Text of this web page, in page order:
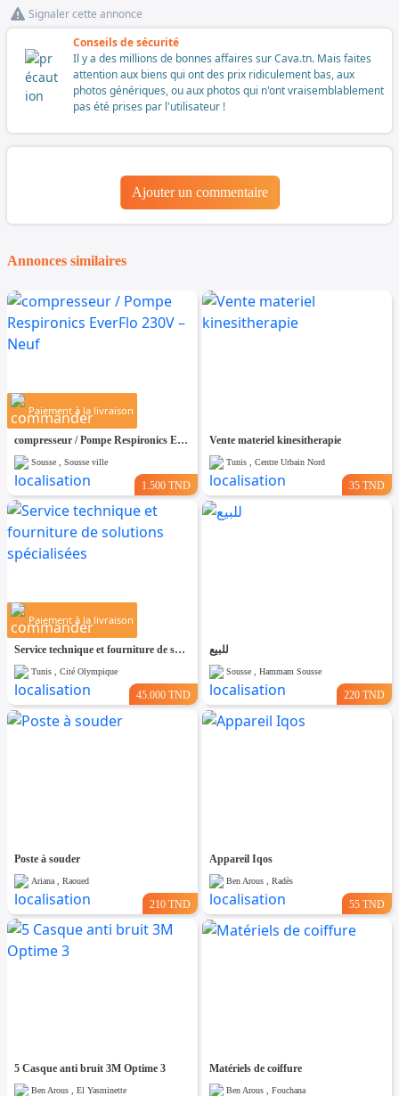
Signaler cette annonce
Conseils de sécurité
Il y a des millions de bonnes affaires sur Cava.tn. Mais faites
attention aux biens qui ont des prix ridiculement bas, aux
photos génériques, ou aux photos qui n'ont vraisemblablement
pas été prises par l'utilisateur !
Ajouter un commentaire
Annonces similaires
Paiement à la livraison
compresseur / Pompe Respironics EverFlo 230V – Neuf
Sousse , Sousse ville
1.500 TND
Vente materiel kinesitherapie
Tunis , Centre Urbain Nord
35 TND
Paiement à la livraison
Service technique et fourniture de solutions spécialisées
Tunis , Cité Olympique
45.000 TND
للبيع
Sousse , Hammam Sousse
220 TND
Poste à souder
Ariana , Raoued
210 TND
Appareil Iqos
Ben Arous , Radès
55 TND
5 Casque anti bruit 3M Optime 3
Ben Arous , El Yasminette
Matériels de coiffure
Ben Arous , Fouchana